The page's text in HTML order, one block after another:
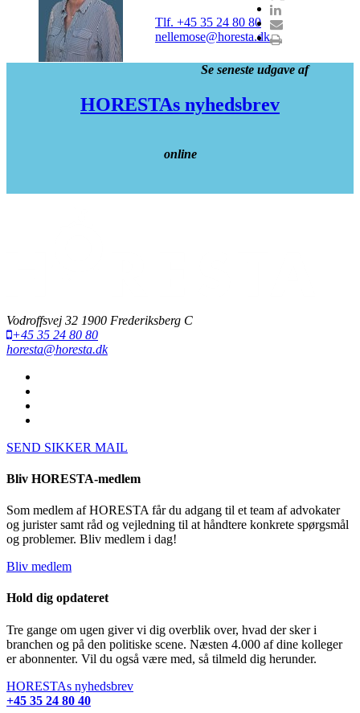
Tlf. +45 35 24 80 80
nellemose@horesta.dk
Se seneste udgave af
HORESTAs nyhedsbrev
online
Vodroffsvej 32 1900 Frederiksberg C
+45 35 24 80 80
horesta@horesta.dk
SEND SIKKER MAIL
Bliv HORESTA-medlem
Som medlem af HORESTA får du adgang til et team af advokater
og jurister samt råd og vejledning til at håndtere konkrete spørgsmål
og problemer. Bliv medlem i dag!
Bliv medlem
Hold dig opdateret
Tre gange om ugen giver vi dig overblik over, hvad der sker i
branchen og på den politiske scene. Næsten 4.000 af dine kolleger
er abonnenter. Vil du også være med, så tilmeld dig herunder.
HORESTAs nyhedsbrev
+45 35 24 80 40